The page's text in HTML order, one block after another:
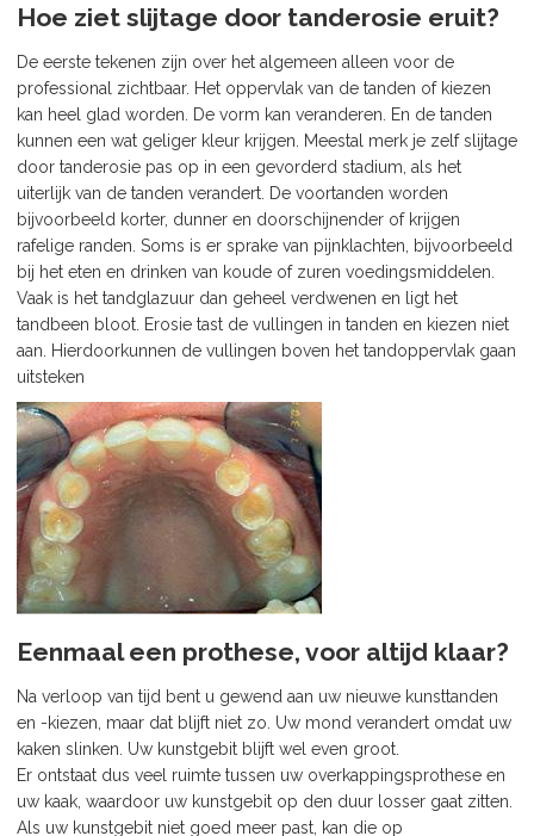
Hoe ziet slijtage door tanderosie eruit?
De eerste tekenen zijn over het algemeen alleen voor de
professional zichtbaar. Het oppervlak van de tanden of kiezen
kan heel glad worden. De vorm kan veranderen. En de tanden
kunnen een wat geliger kleur krijgen. Meestal merk je zelf slijtage
door tanderosie pas op in een gevorderd stadium, als het
uiterlijk van de tanden verandert. De voortanden worden
bijvoorbeeld korter, dunner en doorschijnender of krijgen
rafelige randen. Soms is er sprake van pijnklachten, bijvoorbeeld
bij het eten en drinken van koude of zuren voedingsmiddelen.
Vaak is het tandglazuur dan geheel verdwenen en ligt het
tandbeen bloot. Erosie tast de vullingen in tanden en kiezen niet
aan. Hierdoorkunnen de vullingen boven het tandoppervlak gaan
uitsteken
Eenmaal een prothese, voor altijd klaar?
Na verloop van tijd bent u gewend aan uw nieuwe kunsttanden
en -kiezen, maar dat blijft niet zo. Uw mond verandert omdat uw
kaken slinken. Uw kunstgebit blijft wel even groot.
Er ontstaat dus veel ruimte tussen uw overkappingsprothese en
uw kaak, waardoor uw kunstgebit op den duur losser gaat zitten.
Als uw kunstgebit niet goed meer past, kan die op